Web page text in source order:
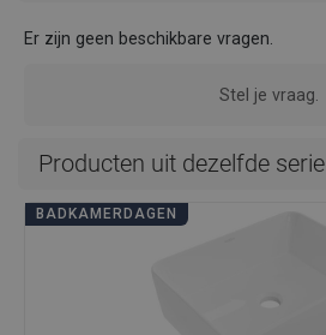
Er zijn geen beschikbare vragen.
Stel je vraag.
Producten uit dezelfde serie
BADKAMERDAGEN